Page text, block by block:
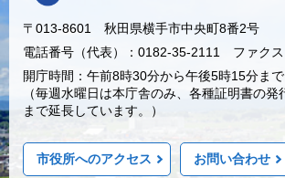
〒013-8601 秋田県横手市中央町8番2号
電話番号（代表）：0182-35-2111 ファク
開庁時間：午前8時30分から午後5時15分まで
（毎週水曜日は本庁舎のみ、各種証明書の
まで延長しています。）
市役所へのアクセス お問い合わせ